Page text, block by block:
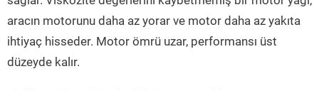
aracın motorunu daha az yorar ve motor daha az yakıta
ihtiyaç hisseder. Motor ömrü uzar, performansı üst
düzeyde kalır.